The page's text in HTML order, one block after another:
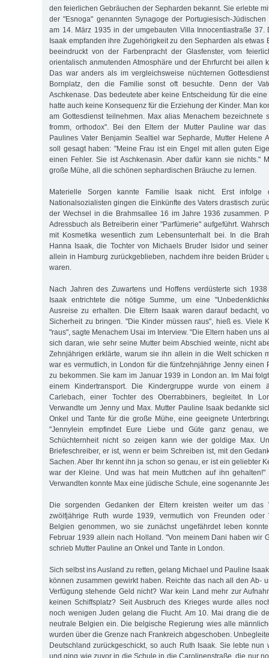
den feierlichen Gebräuchen der Sepharden bekannt. Sie erlebte
der "Esnoga" genannten Synagoge der Portugiesisch-
am 14. März 1935 in der umgebauten Villa Innocentiastraße 37.
Isaak empfanden ihre Zugehörigkeit zu den Sepharden als etwas
beeindruckt von der Farbenpracht der Glasfenster, vom
orientalisch anmutenden Atmosphäre und der Ehrfurcht bei allen
Das war anders als im vergleichsweise nüchternen
Bornplatz, den die Familie sonst oft besuchte. Denn der
Aschkenase. Das bedeutete aber keine Entscheidung für die
hatte auch keine Konsequenz für die Erziehung der Kinder. Man
am Gottesdienst teilnehmen. Max alias Menachem bezeichnete
fromm, orthodox". Bei den Eltern der Mutter Pauline war das
Paulines Vater Benjamin Sealtiel war Sepharde, Mutter Helene
soll gesagt haben: "Meine Frau ist ein Engel mit allen guten
einen Fehler. Sie ist Aschkenasin. Aber dafür kann sie nichts."
große Mühe, all die schönen sephardischen Bräuche zu lernen.
Materielle Sorgen kannte Familie Isaak nicht. Erst infolge
Nationalsozialisten gingen die Einkünfte des Vaters drastisch
der Wechsel in die Brahmsallee 16 im Jahre 1936 zusammen.
Adressbuch als Betreiberin einer "Parfümerie" aufgeführt.
mit Kosmetika wesentlich zum Lebensunterhalt bei. In die
Hanna Isaak, die Tochter von Michaels Bruder Isidor und
allein in Hamburg zurückgeblieben, nachdem ihre beiden Brüder
waren.
Nach Jahren des Zuwartens und Hoffens verdüsterte sich
Isaak entrichtete die nötige Summe, um eine
Ausreise zu erhalten. Die Eltern Isaak waren darauf bedacht,
Sicherheit zu bringen. "Die Kinder müssen raus", hieß es. Viele
"raus", sagte Menachem Usai im Interview. "Die Eltern haben uns
sich daran, wie sehr seine Mutter beim Abschied weinte, nicht
Zehnjährigen erklärte, warum sie ihn allein in die Welt schicken
war es vermutlich, in London für die fünfzehnjährige Jenny einen
zu bekommen. Sie kam im Januar 1939 in London an. Im Mai
einem Kindertransport. Die Kindergruppe wurde von einem
Carlebach, einer Tochter des Oberrabbiners, begleitet. In
Verwandte um Jenny und Max. Mutter Pauline Isaak bedankte
Onkel und Tante für die große Mühe, eine geeignete
"Jennylein empfindet Eure Liebe und Güte ganz genau,
Schüchternheit nicht so zeigen kann wie der goldige Max.
Briefeschreiber, er ist, wenn er beim Schreiben ist, mit den
Sachen. Aber Ihr kennt ihn ja schon so genau, er ist ein geliebter
war der Kleine. Und was hat mein Muttchen auf ihn gehalten!"
Verwandten konnte Max eine jüdische Schule, eine sogenannte
Die sorgenden Gedanken der Eltern kreisten weiter um das
zwölfjährige Ruth wurde 1939, vermutlich von Freunden oder
Belgien genommen, wo sie zunächst ungefährdet leben
Februar 1939 allein nach Holland. "Von meinem Dani haben wir
schrieb Mutter Pauline an Onkel und Tante in London.
Sich selbst ins Ausland zu retten, gelang Michael und Pauline
können zusammen gewirkt haben. Reichte das nach all den Ab-
Verfügung stehende Geld nicht? War kein Land mehr zur
keinen Schiffsplatz? Seit Ausbruch des Krieges wurde alles
noch wenigen Juden gelang die Flucht. Am 10. Mai drang die
neutrale Belgien ein. Die belgische Regierung wies alle
wurden über die Grenze nach Frankreich abgeschoben.
Deutschland zurückgeschickt, so auch Ruth Isaak. Sie lebte nun
und ging wie zuvor in die Schule in die Carolinenstraße, die nur